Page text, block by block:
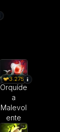
3.275
Orquíde
a
Malevol
ente